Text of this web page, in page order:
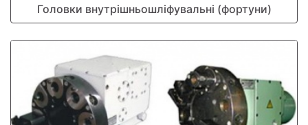
Головки внутрішньошліфувальні (фортуни)